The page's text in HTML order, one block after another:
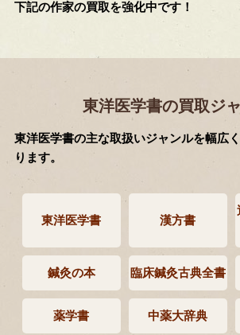
下記の作家の買取を強化中です！
東洋医学書の買取ジ
東洋医学書の主な取扱いジャンルを幅広
ります。
東洋医学書 漢方書
鍼灸の本 臨床鍼灸古典全書
薬学書 中薬大辞典